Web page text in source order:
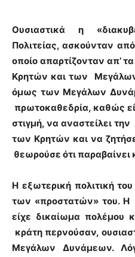
Ουσιαστικά η
Πολιτείας, ασκούνταν
οποίο απαρτίζονταν απ’
Κρητών και των
όμως των Μεγάλων
πρωτοκαθεδρία, καθώς
στιγμή, να αναστείλει την
των Κρητών και να
θεωρούσε ότι παραβαίνει
Η εξωτερική πολιτική
των «προστατών» του. Η
είχε δικαίωμα πολέμου
κράτη περνούσαν,
Μεγάλων Δυνάμεων.